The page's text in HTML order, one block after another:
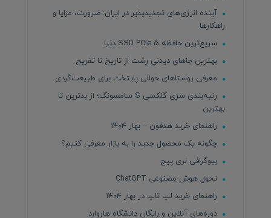
آینده انرژی‌های تجدیدپذیر در ایران: ضرورت، مزایا و
راهکارها
سریع‌ترین حافظه SSD PCIe 5 دنیا
بهترین جاهای دیدنی رشت از تاریخ تا تفریح
معرفی روستاهای حوالی پایتخت برای طبیعت‌گردی
رتبه‌بندی سری گلکسی S سامسونگ؛ از بدترین تا
بهترین
راهنمای خرید هدفون – بهار ۱۴۰۴
چگونه یک محصول جدید را به بازار معرفی کنیم؟
بیوگرافی لری پیج
تحول هوش مصنوعی ChatGPT
راهنمای خرید لپ تاپ در بهار 1404
دوره‌های آنلاین و رایگان دانشگاه هاروارد